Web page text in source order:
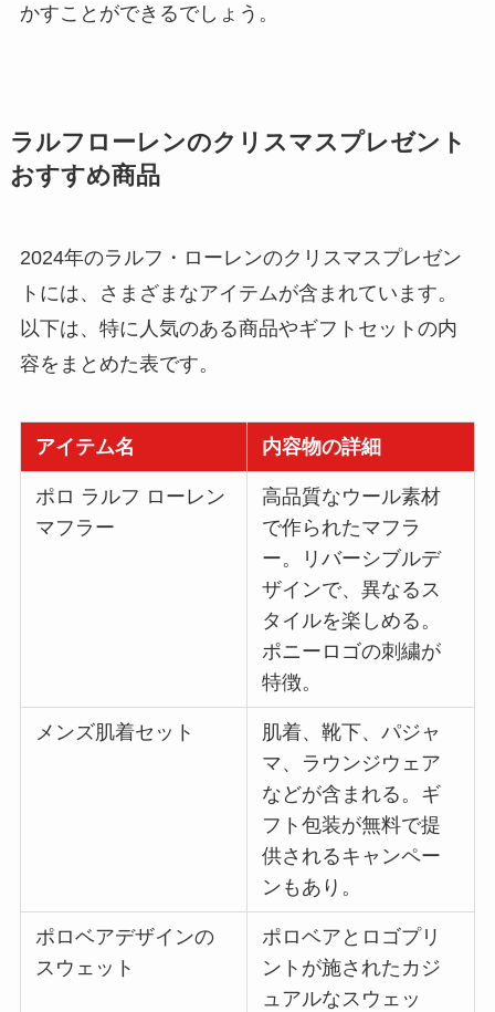
かすことができるでしょう。
ラルフローレンのクリスマスプレゼント
おすすめ商品
2024年のラルフ・ローレンのクリスマスプレゼン
トには、さまざまなアイテムが含まれています。
以下は、特に人気のある商品やギフトセットの内
容をまとめた表です。
アイテム名 内容物の詳細
ポロ ラルフ ローレン
マフラー
高品質なウール素材
で作られたマフラ
ー。リバーシブルデ
ザインで、異なるス
タイルを楽しめる。
ポニーロゴの刺繍が
特徴。
メンズ肌着セット
肌着、靴下、パジャ
マ、ラウンジウェア
などが含まれる。ギ
フト包装が無料で提
供されるキャンペー
ンもあり。
ポロベアデザインの
スウェット
ポロベアとロゴプリ
ントが施されたカジ
ュアルなスウェッ